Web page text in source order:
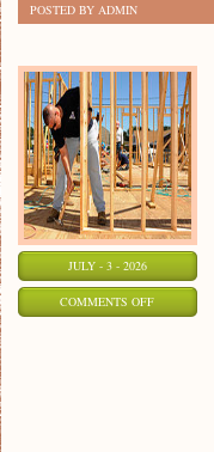
POSTED BY ADMIN
JULY - 3 - 2026
COMMENTS OFFON